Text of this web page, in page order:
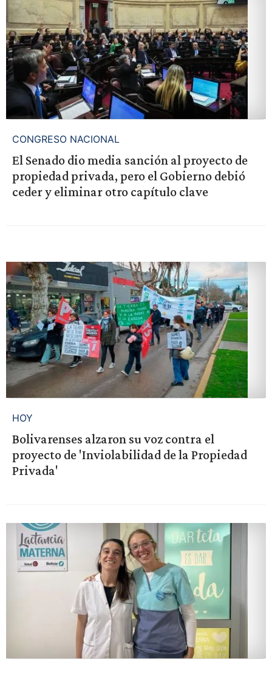
CONGRESO NACIONAL
El Senado dio media sanción al proyecto de
propiedad privada, pero el Gobierno debió
ceder y eliminar otro capítulo clave
HOY
Bolivarenses alzaron su voz contra el
proyecto de 'Inviolabilidad de la Propiedad
Privada'